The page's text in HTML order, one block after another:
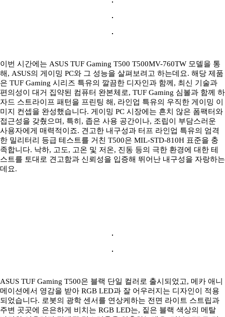
이번 시간에는 ASUS TUF Gaming T500 T500MV-760TW 모델을 통
해, ASUS의 게이밍 PC와 그 성능을 살펴보려고 하는데요. 해당 제품
은 TUF Gaming 시리즈 특유의 깔끔한 디자인과 함께, 최신 기술과
편의성이 대거 집약된 컴퓨터 완본체로, TUF Gaming 심볼과 함께 하
자드 스트라이프 패턴을 프린팅 해, 라인업 특유의 우직한 게이밍 이
미지 컨셉을 완성했습니다. 게이밍 PC 시장에는 흔치 않은 폼팩터와
접근성을 갖췄으며, 특히, 좁은 사용 공간이나, 조립이 부담스러운
사용자에게 매력적이죠. 견고한 내구성과 터프 라인업 특유의 엄격
한 밀리터리 등급 테스트를 거친 T500은 MIL-STD-810H 표준을 충
족합니다. 낙하, 고도, 고온 및 저온, 진동 등의 극한 환경에 대한 테
스트를 토대로 견고함과 신뢰성을 입증해 뛰어난 내구성을 자랑하는
데요.
ASUS TUF Gaming T500은 블랙 단일 컬러로 출시되었고, 메카 애니
메이션에서 영감을 받아 RGB LED과 잘 어우러지는 디자인이 적용
되었습니다. 로봇의 광학 센서를 연상케하는 전면 라이트 스트립과
주변 곳곳에 은은하게 비치는 RGB LED는, 짙은 블랙 색상의 메탈